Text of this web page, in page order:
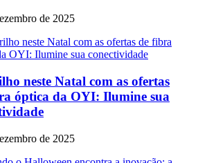
de 2025
neste Natal com as ofertas
óptica da OYI: Ilumine sua
de 2025